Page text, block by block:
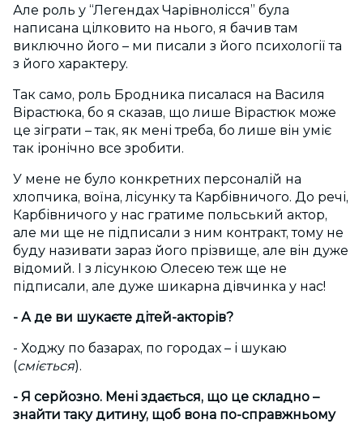
Але роль у “Легендах Чарівнолісся” була
написана цілковито на нього, я бачив там
виключно його – ми писали з його психології та
з його характеру.
Так само, роль Бродника писалася на Василя
Вірастюка, бо я сказав, що лише Вірастюк може
це зіграти – так, як мені треба, бо лише він уміє
так іронічно все зробити.
У мене не було конкретних персоналій на
хлопчика, воїна, лісунку та Карбівничого. До речі,
Карбівничого у нас гратиме польський актор,
але ми ще не підписали з ним контракт, тому не
буду називати зараз його прізвище, але він дуже
відомий. І з лісункою Олесею теж ще не
підписали, але дуже шикарна дівчинка у нас!
- А де ви шукаєте дітей-акторів?​
- Ходжу по базарах, по городах – і шукаю
(сміється).
- Я серйозно. Мені здається, що це складно –
знайти таку дитину, щоб вона по-справжньому